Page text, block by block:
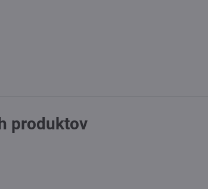
produktov